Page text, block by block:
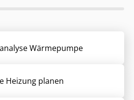
Wärmepumpe
Heizung planen